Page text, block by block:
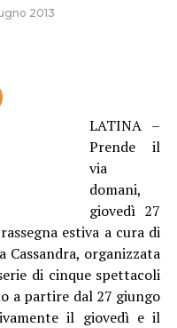
2013
LATINA –
Prende il
via
domani,
giovedì 27
estiva a cura di
Cassandra, organizzata
di cinque spettacoli
a partire dal 27 giungo
il giovedì e il